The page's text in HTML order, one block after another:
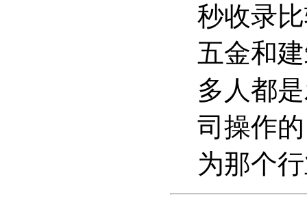
秒收录
五金和
多人都
司操作
为那个